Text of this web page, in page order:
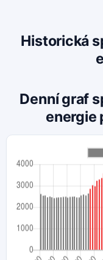
Historická
Denní graf
energie